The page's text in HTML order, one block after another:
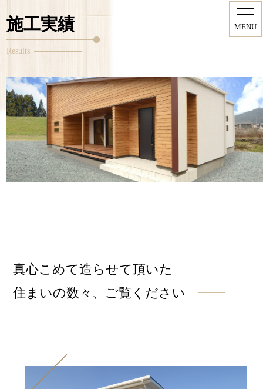
MENU
施工実績
Results
真心こめて造らせて頂いた
住まいの数々、ご覧ください